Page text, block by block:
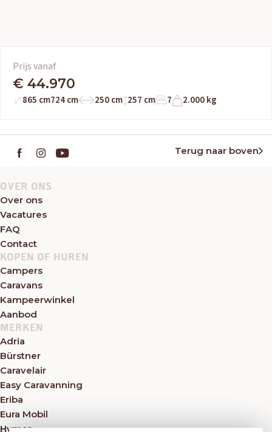
Prijs vanaf
€ 44.970
865 cm724 cm 250 cm 257 cm 7 2.000 kg
Terug naar boven
OVER ONS
Over ons
Vacatures
FAQ
Contact
KOPEN OF HUREN
Campers
Caravans
Kampeerwinkel
Aanbod
MERKEN
Adria
Bürstner
Caravelair
Easy Caravanning
Eriba
Eura Mobil
Hymer